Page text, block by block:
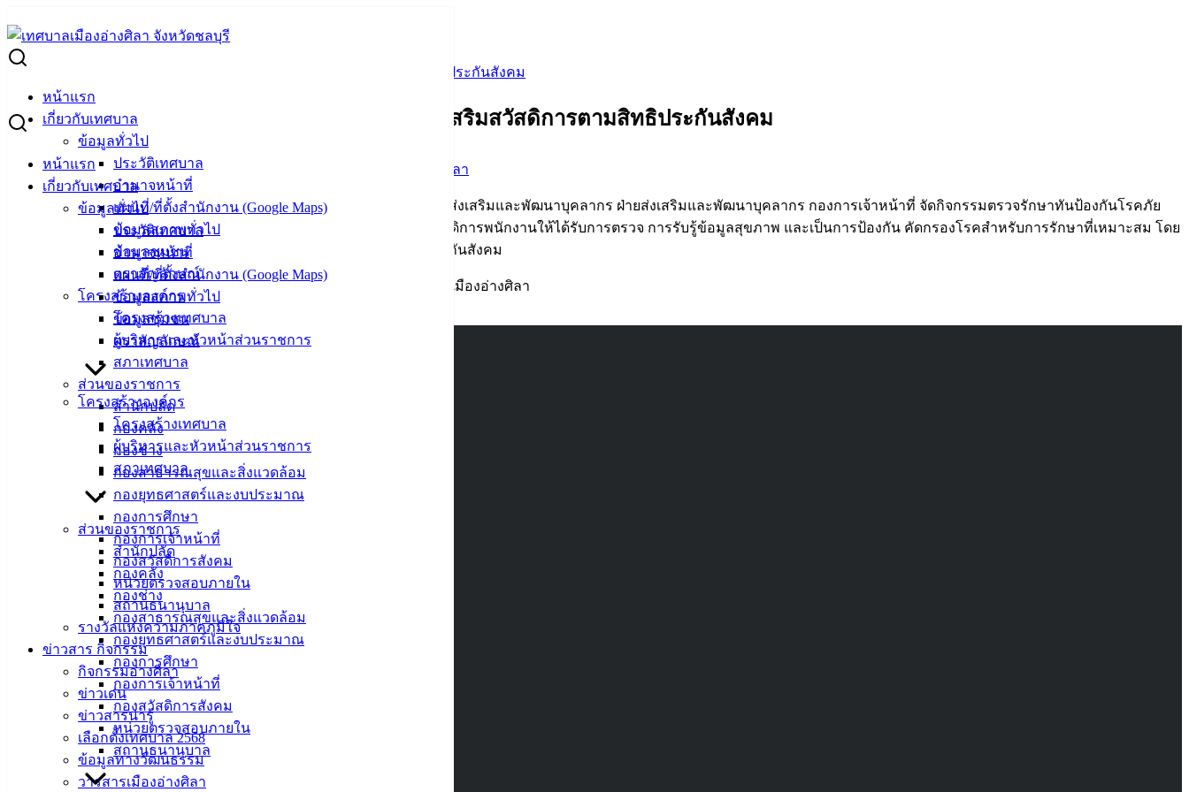
to
content
หน้าแรก
เกี่ยวกับเทศบาล
ข้อมูลทั่วไป
ประวัติเทศบาล
อำนาจหน้าที่
แผนที่/ที่ตั้งสำนักงาน (Google Maps)
ข้อมูลสภาพทั่วไป
ข้อมูลชุมชน
ตราสัญลักษณ์
โครงสร้างองค์กร
โครงสร้างเทศบาล
ผู้บริหารและหัวหน้าส่วนราชการ
สภาเทศบาล
ส่วนของราชการ
สำนักปลัด
กองคลัง
กองช่าง
กองสาธารณสุขและสิ่งแวดล้อม
กองยุทธศาสตร์และงบประมาณ
กองการศึกษา
กองการเจ้าหน้าที่
กองสวัสดิการสังคม
หน่วยตรวจสอบภายใน
สถานธนานุบาล
รางวัลแห่งความภาคภูมิใจ
ข่าวสาร กิจกรรม
กิจกรรมอ่างศิลา
ข่าวเด่น
ข่าวสารน่ารู้
เลือกตั้งเทศบาล 2568
ข้อมูลทางวัฒนธรรม
วารสารเมืองอ่างศิลา
หน้าแรก
เกี่ยวกับเทศบาล
ข้อมูลทั่วไป
ประวัติเทศบาล
อำนาจหน้าที่
แผนที่/ที่ตั้งสำนักงาน (Google Maps)
ข้อมูลสภาพทั่วไป
ข้อมูลชุมชน
ตราสัญลักษณ์
โครงสร้างองค์กร
โครงสร้างเทศบาล
ผู้บริหารและหัวหน้าส่วนราชการ
สภาเทศบาล
ส่วนของราชการ
สำนักปลัด
กองคลัง
กองช่าง
กองสาธารณสุขและสิ่งแวดล้อม
กองยุทธศาสตร์และงบประมาณ
กองการศึกษา
กองการเจ้าหน้าที่
กองสวัสดิการสังคม
หน่วยตรวจสอบภายใน
สถานธนานุบาล
Search
for:
ตรวจสุขภาพพนักงาน รักษาทันป้องกันโรคภัย ส่งเสริมสวัสดิการตามสิทธิประกันสังคม
ตรวจสุขภาพพนักงาน รักษาทันป้องกันโรคภัย ส่งเสริมสวัสดิการตามสิทธิประกันสังคม
กันยายน 17, 2024กันยายน 18, 2024 กิจกรรมอ่างศิลา
(17 ก.ย. 67) ที่อาคารอเนกประสงค์เทศบาลเมืองอ่างศิลา (วัดอ่างศิลา) งานส่งเสริมและพัฒนาบุคลากร ฝ่ายส่งเสริมและพัฒนาบุคลากร กองการเจ้าหน้าที่ จัดกิจกรรมตรวจรักษาทันป้องกันโรคภัย
พนักงานจ้าง ให้กับพนักงานจ้างของเทศบาลเมืองอ่างศิลา เพื่อส่งเสริมสวัสดิการพนักงานให้ได้รับการตรวจ การรับรู้ข้อมูลสุขภาพ และเป็นการป้องกัน คัดกรองโรคสำหรับการรักษาที่เหมาะสม โดย
จัดให้บริการตรวจตามสิทธิของผู้ประกันตนตามเงื่อนไขของสำนักงานประกันสังคม
: งานบริการและเผยแพร่วิชาการ กองยุทธศาสตร์และงบประมาณ เทศบาลเมืองอ่างศิลา
เทศบาลเมืองอ่างศิลา
สำนักงานเทศบาลเมืองอ่างศิลา 90/338 ม.3
ต.เสม็ด อ.เมือง จ.ชลบุรี 20000
038-142-100-104
บริการประชาชน
ดาวน์โหลดแบบฟอร์ม, เอกสาร
คู่มือสำหรับประชาชน/คู่มือการปฏิบัติงาน
ข่าวสารน่ารู้
ศุนย์ข้อมูลข่าวสารอิเล็กทรอนิกส์
องค์ความรู้ (Knowledge Management)
ติดต่อเทศบาล
สายตรงนายก
ประวัติเทศบาล
ผู้บริหารและหัวหน้าส่วนราชการ